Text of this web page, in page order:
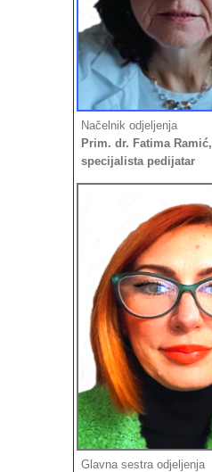
Načelnik odjeljenja
Prim. dr. Fatima Ramić,
specijalista pedijatar
Glavna sestra odjeljenja